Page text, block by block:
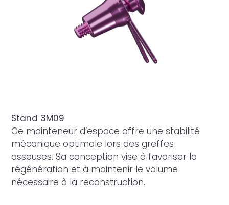
Stand 3M09
Ce mainteneur d’espace offre une stabilité
mécanique optimale lors des greffes
osseuses. Sa conception vise à favoriser la
régénération et à maintenir le volume
nécessaire à la reconstruction.